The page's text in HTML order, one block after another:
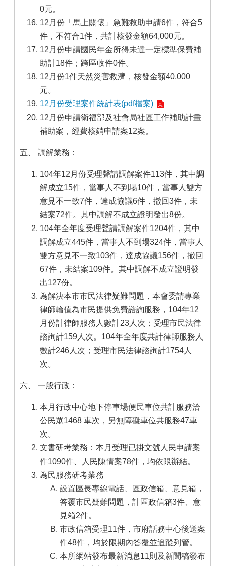
0元。
12月份「馬上關懷」急難救助申請6件，符合5
件，不符合1件，共計核發金額64,000元。
12月份申請國民年金所得未達一定標準保費補
助計18件；跨區收件0件。
12月份1件天然災害救濟，核發金額40,000
元。
12月份受理案件統計表(pdf檔案)
12月份申請衛福部及社會局社區工作補助計畫
補助案，經費核銷申請案12案。
五、 調解業務：
104年12月份受理聲請調解案件113件，其中調
解成立15件，當事人不到場10件，當事人雙方
意見不一致7件，達成協議6件，撤回3件，未
結案72件。其中調解不成立證明發出8份。
104年全年度受理聲請調解案件1204件，其中
調解成立445件，當事人不到場324件，當事人
雙方意見不一致103件，達成協議156件，撤回
67件，未結案109件。其中調解不成立證明發
出127份。
為解決本市市民法律疑難問題，本會委請專業
律師輪值為市民提供免費諮詢服務，104年12
月份計律師服務人數計23人次；受理市民法律
諮詢計159人次。104年全年度共計律師服務人
數計246人次；受理市民法律諮詢計1754人
次。
六、 一般行政：
本月行政中心地下停車場便民車位共計服務洽
公民眾1468 車次，另無障礙車位共服務47車
次。
文書研考業務：本月受理已掛文號人民申請案
件1090件、人民陳情案78件，均依限辦結。
為民服務研考業務
設置區長專線電話、區政信箱、意見箱，
答覆市民疑難問題，計區政信箱3件、意
見箱2件。
市政信箱受理11件，市府話務中心後送案
件48件，均於限期內答覆並追蹤列管。
本所網站發布最新消息11則及新聞稿發布